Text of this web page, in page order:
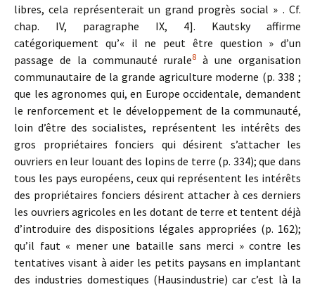
libres, cela représenterait un grand progrès social » . Cf.
chap. IV, paragraphe IX, 4]. Kautsky affirme
catégoriquement qu’« il ne peut être question » d’un
passage de la communauté rurale8 à une organisation
communautaire de la grande agriculture moderne (p. 338 ;
que les agronomes qui, en Europe occidentale, demandent
le renforcement et le développement de la communauté,
loin d’être des socialistes, représentent les intérêts des
gros propriétaires fonciers qui désirent s’attacher les
ouvriers en leur louant des lopins de terre (p. 334); que dans
tous les pays européens, ceux qui représentent les intérêts
des propriétaires fonciers désirent attacher à ces derniers
les ouvriers agricoles en les dotant de terre et tentent déjà
d’introduire des dispositions légales appropriées (p. 162);
qu’il faut « mener une bataille sans merci » contre les
tentatives visant à aider les petits paysans en implantant
des industries domestiques (Hausindustrie) car c’est là la